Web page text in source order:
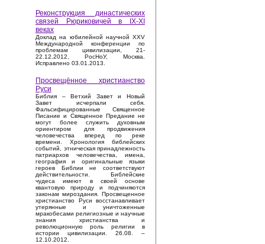
Реконструкция династических
связей Рюриковичей в IX-XI
веках
Доклад на юбилейной научной XXV
Международной конференции по
проблемам цивилизации, 21-
22.12.2012, РосНоУ, Москва.
Исправлено 03.01.2013.
Просвещённое христианство
Руси
Библия – Ветхий Завет и Новый
Завет исчерпали себя.
Фальсифицированные Священное
Писание и Священное Предание не
могут более служить духовным
ориентиром для продвижения
человечества вперед по реке
времени. Хронология библейских
событий, этническая принадлежность
патриархов человечества, имена,
география и оригинальные языки
героев Библии не соответствуют
действительности. Библейские
чудеса имеют в своей основе
квантовую природу и подчиняются
законам мироздания. Просвещенное
христианство Руси восстанавливает
утерянные и уничтоженные
мракобесами религиозные и научные
знания христианства и
революционную роль религии в
истории цивилизации. 26.08. –
12.10.2012.